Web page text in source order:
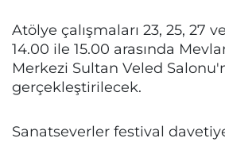
Atölye çalışmaları 23, 25, 27
14.00 ile 15.00 arasında
Merkezi Sultan Veled
gerçekleştirilecek.
Sanatseverler festival